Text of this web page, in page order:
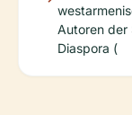
Autoren der
Diaspora (